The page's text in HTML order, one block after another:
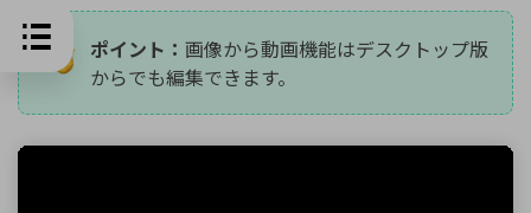
ポイント： 画像から動画機能はデスクトップ版
からでも編集できます。